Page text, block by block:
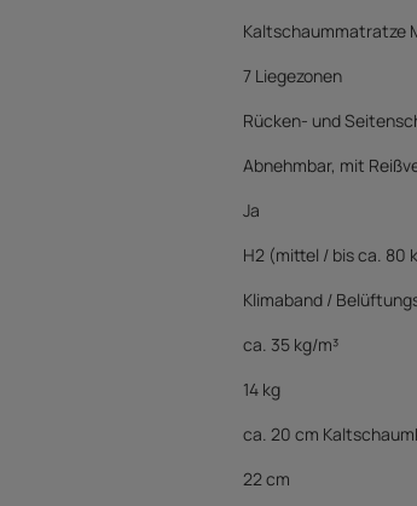
Kaltschaummatratze
7 Liegezonen
Rücken- und
Abnehmbar, mit
Ja
H2 (mittel / bis ca. 80
Klimaband /
ca. 35 kg/m³
14 kg
ca. 20 cm
22 cm